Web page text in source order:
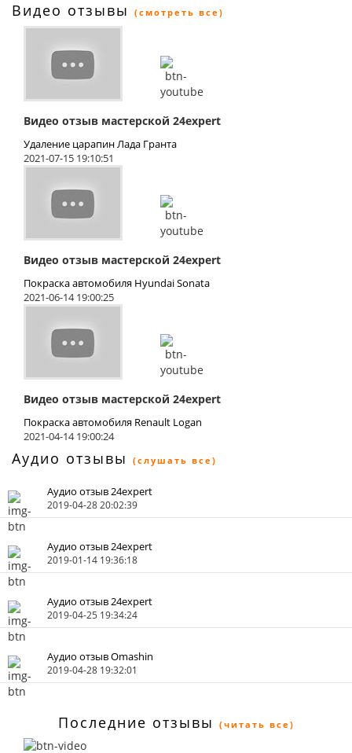
Видео отзывы (смотреть все)
Видео отзыв мастерской 24expert
Удаление царапин Лада Гранта
2021-07-15 19:10:51
Видео отзыв мастерской 24expert
Покраска автомобиля Hyundai Sonata
2021-06-14 19:00:25
Видео отзыв мастерской 24expert
Покраска автомобиля Renault Logan
2021-04-14 19:00:24
Аудио отзывы (слушать все)
Аудио отзыв 24expert
2019-04-28 20:02:39
Аудио отзыв 24expert
2019-01-14 19:36:18
Аудио отзыв 24expert
2019-04-25 19:34:24
Аудио отзыв Omashin
2019-04-28 19:32:01
Последние отзывы (читать все)